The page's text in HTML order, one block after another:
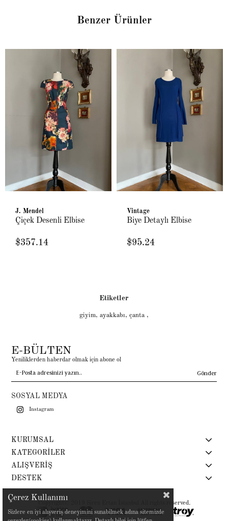
Benzer Ürünler
J. Mendel
Çiçek Desenli Elbise
$357.14
Vintage
Biye Detaylı Elbise
$95.24
Etiketler
giyim, ayakkabı, çanta ,
E-BÜLTEN
Yeniliklerden haberdar olmak için abone ol
Gönder
SOSYAL MEDYA
Instagram
KURUMSAL
KATEGORİLER
ALIŞVERİŞ
DESTEK
Copyright© 2019 Siren Ertan İstanbul All rights reserved.
Çerez Kullanımı
Sizlere en iyi alışveriş deneyimini sunabilmek adına sitemizde